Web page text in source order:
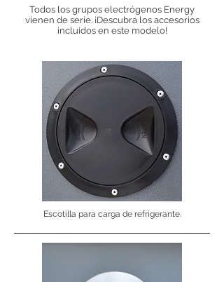
Todos los grupos electrógenos Energy
vienen de serie. ¡Descubra los accesorios
incluidos en este modelo!
Escotilla para carga de refrigerante.